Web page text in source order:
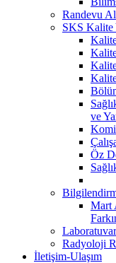
Randevu Al
SKS Kalite
ve
Öz
Mart
Radyoloji
İletişim-Ulaşım